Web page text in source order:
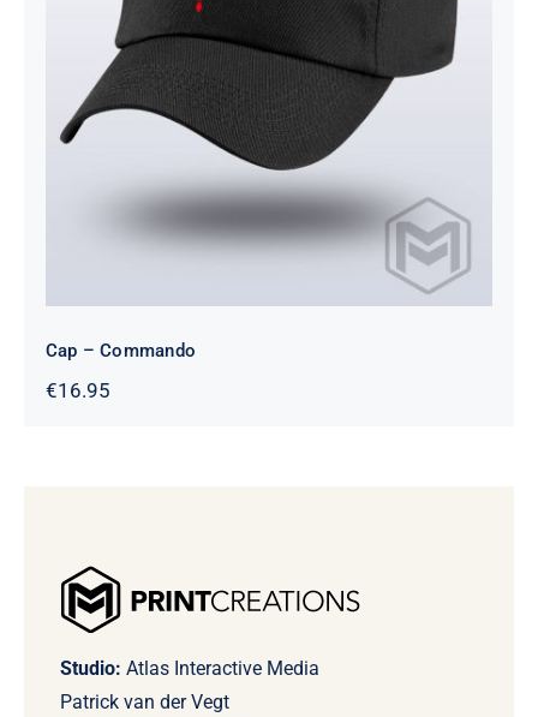
Cap – Commando
Cap – Commando
€16.95
Studio: Atlas Interactive Media
Patrick van der Vegt